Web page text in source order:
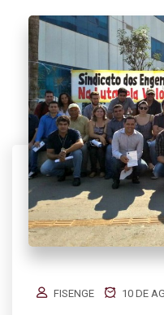
FISENGE 10 DE